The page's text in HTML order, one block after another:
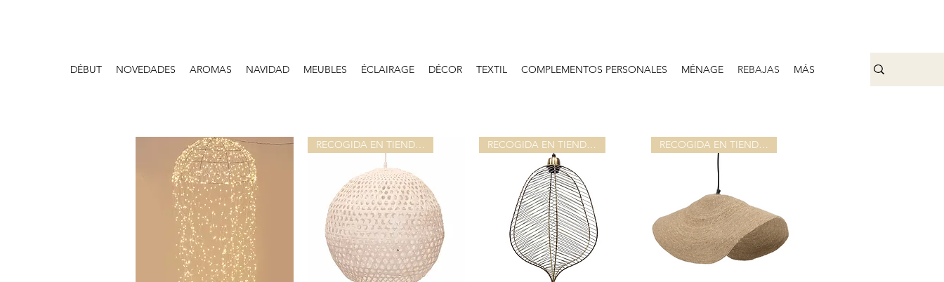
DÉBUT NOVEDADES AROMAS NAVIDAD MEUBLES ÉCLAIRAGE DÉCOR TEXTIL COMPLEMENTOS PERSONALES MÉNAGE REBAJAS MÁS
RECOGIDA EN TIENDA O ALMACEN RECOGIDA EN TIENDA O ALMACEN RECOGIDA EN TIENDA O ALMACEN